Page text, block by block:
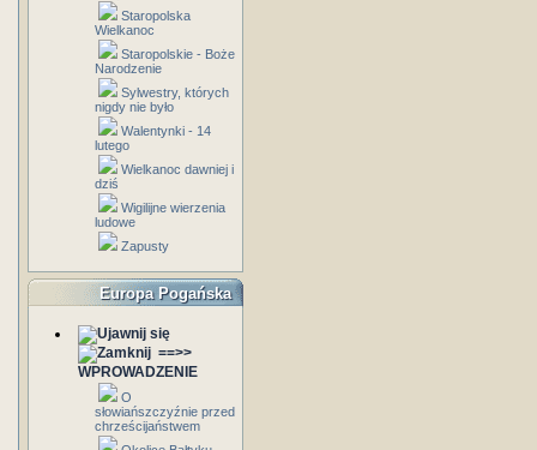
Staropolska
Wielkanoc
Staropolskie - Boże
Narodzenie
Sylwestry, których
nigdy nie było
Walentynki - 14
lutego
Wielkanoc dawniej i
dziś
Wigilijne wierzenia
ludowe
Zapusty
Europa Pogańska
==>>
WPROWADZENIE
O
słowiańszczyźnie przed
chrześcijaństwem